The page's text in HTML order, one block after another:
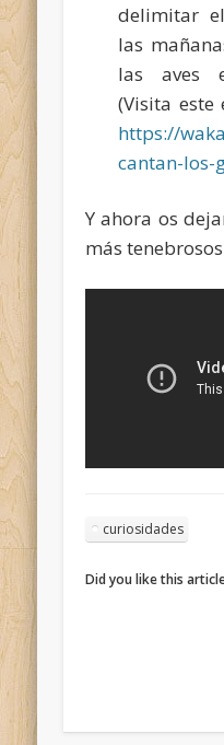
delimitar
las
las aves
(Visita este
https://
cantan-
Y ahora os
más
curiosidades
Did you like this